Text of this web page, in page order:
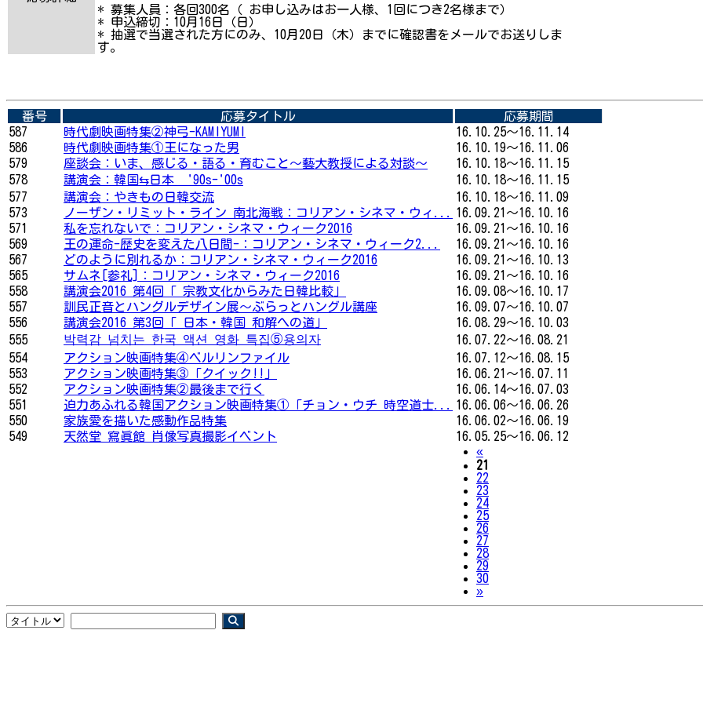
* 募集人員：各回300名（ お申し込みはお一人様、1回につき2名様まで）
* 申込締切：10月16日（日）
* 抽選で当選された方にのみ、10月20日（木）までに確認書をメールでお送りしま
す。
番号 応募タイトル
応募期間
587
時代劇映画特集②神弓-KAMIYUMI
16.10.25～16.11.14
586
時代劇映画特集①王になった男
16.10.19～16.11.06
579
座談会：いま、感じる・語る・育むこと～藝大教授による対談〜
16.10.18～16.11.15
578
講演会：韓国⇆日本 '90s-'00s
16.10.18～16.11.15
577
講演会：やきもの日韓交流
16.10.18～16.11.09
573
ノーザン・リミット・ライン 南北海戦：コリアン・シネマ・ウィ...
16.09.21～16.10.16
571
私を忘れないで：コリアン・シネマ・ウィーク2016
16.09.21～16.10.16
569
王の運命-歴史を変えた八日間-：コリアン・シネマ・ウィーク2...
16.09.21～16.10.16
567
どのように別れるか：コリアン・シネマ・ウィーク2016
16.09.21～16.10.13
565
サムネ[参礼]：コリアン・シネマ・ウィーク2016
16.09.21～16.10.16
558
講演会2016 第4回「 宗教文化からみた日韓比較」
16.09.08～16.10.17
557
訓民正音とハングルデザイン展～ぶらっとハングル講座
16.09.07～16.10.07
556
講演会2016 第3回「 日本・韓国 和解への道」
16.08.29～16.10.03
555
박력감 넘치는 한국 액션 영화 특집⑤용의자
16.07.22～16.08.21
554
アクション映画特集④ベルリンファイル
16.07.12～16.08.15
553
アクション映画特集③「クイック!!」
16.06.21～16.07.11
552
アクション映画特集②最後まで行く
16.06.14～16.07.03
551
迫力あふれる韓国アクション映画特集①「チョン・ウチ 時空道士...
16.06.06～16.06.26
550
家族愛を描いた感動作品特集
16.06.02～16.06.19
549
天然堂 寫眞館 肖像写真撮影イベント
16.05.25～16.06.12
«Previous
21
22
23
24
25
26
27
28
29
30
»Next